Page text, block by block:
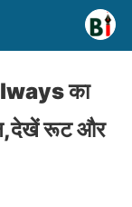
का
रूट और